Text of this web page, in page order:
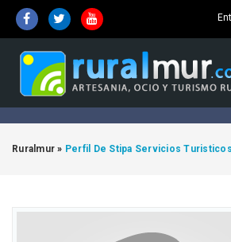
Ruralmur » Perfil De Stipa Servicios Turisticos